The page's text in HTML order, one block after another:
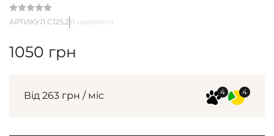
АРТИКУЛ С125.2 В наявності
1050 грн
Від 263 грн / міс